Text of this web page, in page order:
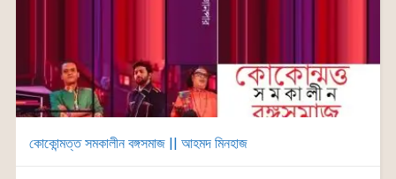
কোকোন্মত্ত সমকালীন বঙ্গসমাজ || আহমদ মিনহাজ